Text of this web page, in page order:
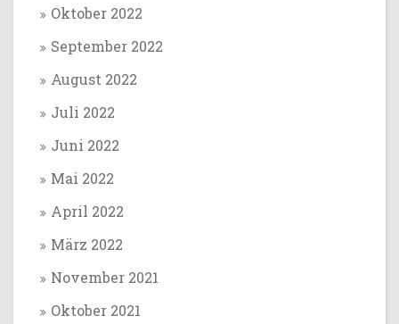
Oktober 2022
September 2022
August 2022
Juli 2022
Juni 2022
Mai 2022
April 2022
März 2022
November 2021
Oktober 2021